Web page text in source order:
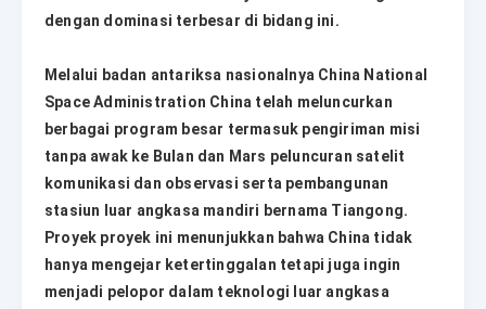
dengan dominasi terbesar di bidang ini.
Melalui badan antariksa nasionalnya China National
Space Administration China telah meluncurkan
berbagai program besar termasuk pengiriman misi
tanpa awak ke Bulan dan Mars peluncuran satelit
komunikasi dan observasi serta pembangunan
stasiun luar angkasa mandiri bernama Tiangong.
Proyek proyek ini menunjukkan bahwa China tidak
hanya mengejar ketertinggalan tetapi juga ingin
menjadi pelopor dalam teknologi luar angkasa